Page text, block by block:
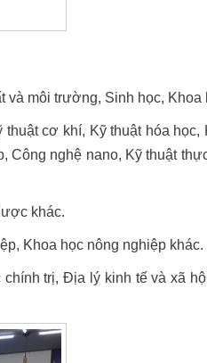
và môi trường, Sinh học,
cơ khí, Kỹ thuật hóa học,
nghệ nano, Kỹ thuật
khác.
Khoa học nông nghiệp khác.
trị, Địa lý kinh tế và xã